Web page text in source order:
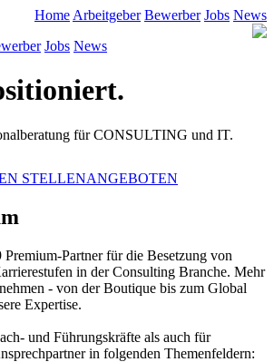
Home Arbeitgeber Bewerber Jobs News
Jobs News
für CONSULTING und IT.
STELLENANGEBOTEN
Premium-Partner für die Besetzung von
in der Consulting Branche. Mehr
- von der Boutique bis zum Global
Expertise.
und Führungskräfte als auch für
in folgenden Themenfeldern: